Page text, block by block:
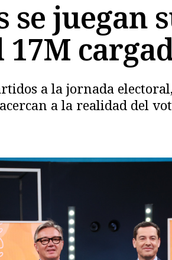
se juegan
17M
a la jornada
a la realidad del